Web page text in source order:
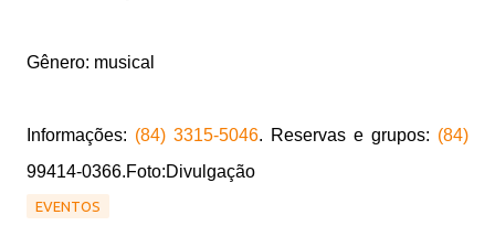
Gênero: musical
Informações: (84) 3315-5046. Reservas e grupos: (84)
99414-0366.Foto:Divulgação
EVENTOS